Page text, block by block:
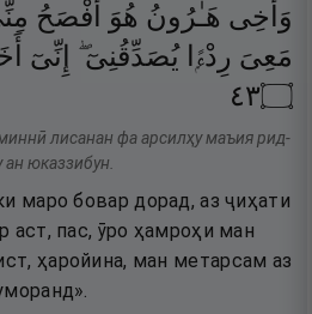
وَأَخِى هَـٰرُونُ هُوَ أَفْصَحُ
مَعِىَ رِدْءًۭا يُصَدِّقُنِىٓ ۖ إِنِّىٓ
۝٣٤
лисанан фа арсилҳу маъия рид-
юказзибун.
маро бовар дорад, аз ҷиҳати
аст, пас, ӯро ҳамроҳи ман
ҳаройина, ман метарсам аз